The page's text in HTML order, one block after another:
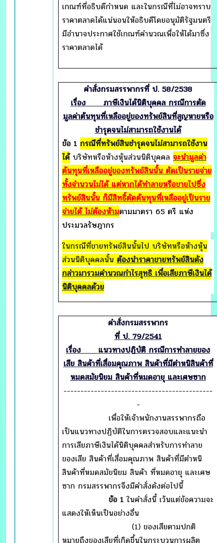
เกณฑ์ที่อธิบดีกำหนด และในกรณีที่ไม่อาจทราบ
ราคาตลาดได้แน่นอนให้อธิบดีโดยอนุมัติรัฐมนตรี
มีอำนาจประกาศใช้เกณฑ์คำนวณเพื่อให้ได้มาซึ่ง
ราคาตลาดได้
คำสั่งกรมสรรพากรที่ ป. 58/2538
เรื่อง ภาษีเงินได้นิติบุคคล กรณีการตัด
มูลค่าต้นทุนที่เหลืออยู่ของทรัพย์สินที่สูญหายหรือ
ชำรุดจนไม่สามารถใช้งานได้
ข้อ1 กรณีที่ทรัพย์สินชำรุดจนไม่สามารถใช้งาน
ได้บริษัทหรือห้างหุ้นส่วนนิติบุคคลจะนำมูลค่า
ต้นทุนที่เหลืออยู่ของทรัพย์สินนั้น ตัดเป็นรายจ่าย
ทั้งจำนวนไม่ได้ แต่หากได้ทำลายหรือขายไปซึ่ง
ทรัพย์สินนั้น ก็มีสิทธิ์ตัดต้นทุนที่เหลืออยู่เป็นราย
จ่ายได้ ไม่ต้องห้ามตามมาตรา 65 ตรี แห่ง
ประมวลรัษฎากร
ในกรณีที่ขายทรัพย์สินนั้นไป บริษัทหรือห้างหุ้น
ส่วนนิติบุคคลนั้นต้องนำราคาขายทรัพย์สินดัง
กล่าวมารวมคำนวณกำไรสุทธิ เพื่อเสียภาษีเงินได้
นิติบุคคลด้วย
คำสั่งกรมสรรพากร
ที่ ป. 79/2541
เรื่อง แนวทางปฏิบัติ กรณีการทำลายของ
เสีย สินค้าที่เสื่อมคุณภาพ สินค้าที่มีตำหนิสินค้าที่
หมดสมัยนิยม สินค้าที่หมดอายุ และเศษซาก
--------------------------------------------
-
เพื่อให้เจ้าพนักงานสรรพากรถือ
เป็นแนวทางปฏิบัติในการตรวจสอบและแนะนำ
การเสียภาษีเงินได้นิติบุคคลสำหรับการทำลาย
ของเสีย สินค้าที่เสื่อมคุณภาพ สินค้าที่มีตำหนิ
สินค้าที่หมดสมัยนิยม สินค้า ที่หมดอายุ และเศษ
ซาก กรมสรรพากรจึงมีคำสั่งดังต่อไปนี้
ข้อ 1ในคำสั่งนี้ เว้นแต่ข้อความจะ
แสดงให้เห็นเป็นอย่างอื่น
(1) ของเสียตามปกติ
หมายถึงของเสียที่เกิดขึ้นในกระบวนการผลิต